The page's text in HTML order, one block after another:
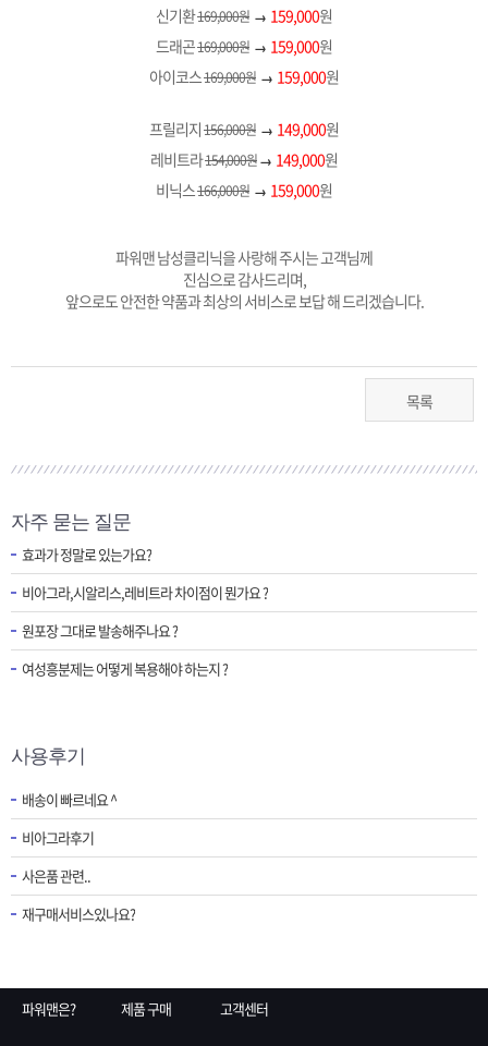
신기환169,000원 → 159,000원
드래곤169,000원 → 159,000원
아이코스169,000원 → 159,000원
프릴리지156,000원 → 149,000원
레비트라154,000원→ 149,000원
비닉스166,000원 → 159,000원
파워맨 남성클리닉을 사랑해 주시는 고객님께
진심으로 감사드리며,
앞으로도 안전한 약품과 최상의 서비스로 보답 해 드리겠습니다.
목록
자주 묻는 질문
효과가 정말로 있는가요?
비아그라,시알리스,레비트라 차이점이 뭔가요 ?
원포장 그대로 발송해주나요 ?
여성흥분제는 어떻게 복용해야 하는지 ?
사용후기
배송이 빠르네요 ^
비아그라후기
사은품 관련..
재구매서비스있나요?
파워맨은? 제품 구매 고객센터